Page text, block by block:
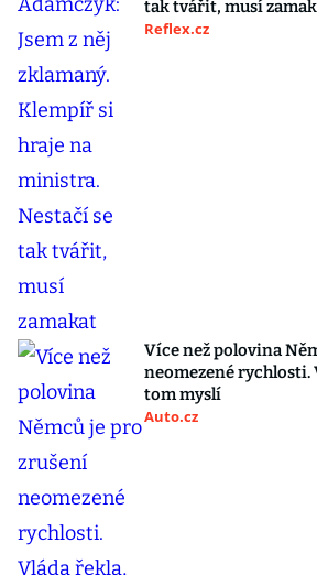
tak tvářit, musí
Reflex.cz
Více než polovina
neomezené rychlosti.
tom myslí
Auto.cz